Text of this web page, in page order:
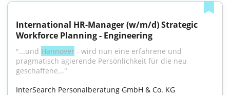
International HR-Manager (w/m/d) Strategic
Workforce Planning - Engineering
"...und Hannover - wird nun eine erfahrene und
pragmatisch agierende Persönlichkeit für die neu
geschaffene..."
InterSearch Personalberatung GmbH & Co. KG